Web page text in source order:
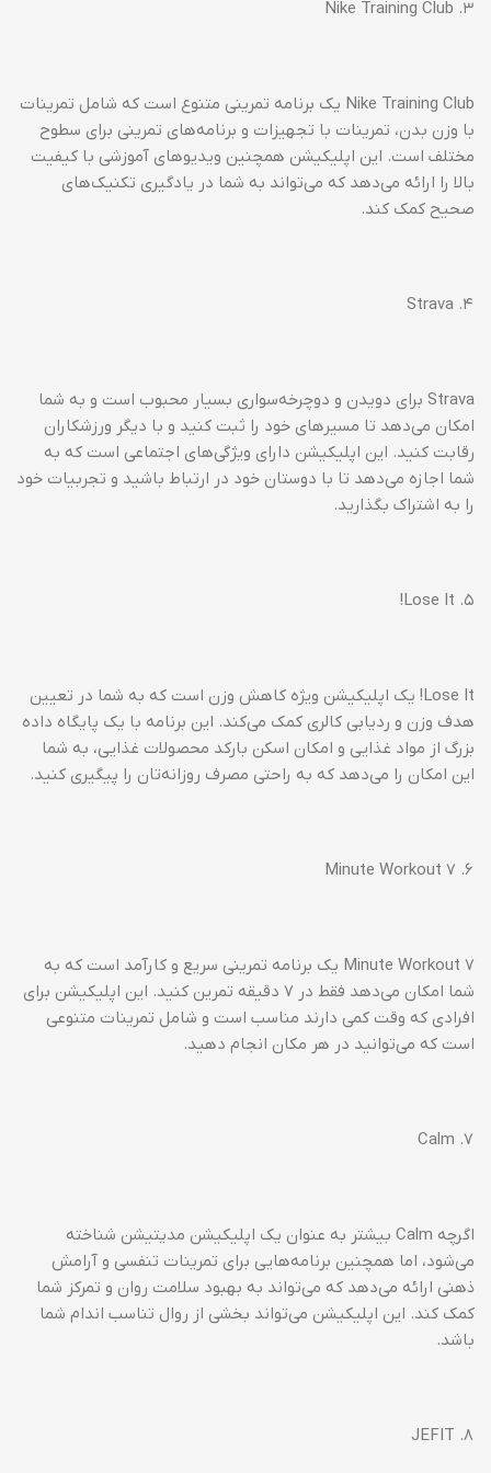
Nike Training Club یک برنامه تمرینی متنوع است که شامل تمرینات
با وزن بدن، تمرینات با تجهیزات و برنامه‌های تمرینی برای سطوح
مختلف است. این اپلیکیشن همچنین ویدیوهای آموزشی با کیفیت
بالا را ارائه می‌دهد که می‌تواند به شما در یادگیری تکنیک‌های
صحیح کمک کند.
Strava برای دویدن و دوچرخه‌سواری بسیار محبوب است و به شما
امکان می‌دهد تا مسیرهای خود را ثبت کنید و با دیگر ورزشکاران
رقابت کنید. این اپلیکیشن دارای ویژگی‌های اجتماعی است که به
شما اجازه می‌دهد تا با دوستان خود در ارتباط باشید و تجربیات خود
را به اشتراک بگذارید.
Lose It! یک اپلیکیشن ویژه کاهش وزن است که به شما در تعیین
هدف وزن و ردیابی کالری کمک می‌کند. این برنامه با یک پایگاه داده
بزرگ از مواد غذایی و امکان اسکن بارکد محصولات غذایی، به شما
این امکان را می‌دهد که به راحتی مصرف روزانه‌تان را پیگیری کنید.
7 Minute Workout یک برنامه تمرینی سریع و کارآمد است که به
شما امکان می‌دهد فقط در ۷ دقیقه تمرین کنید. این اپلیکیشن برای
افرادی که وقت کمی دارند مناسب است و شامل تمرینات متنوعی
است که می‌توانید در هر مکان انجام دهید.
اگرچه Calm بیشتر به عنوان یک اپلیکیشن مدیتیشن شناخته
می‌شود، اما همچنین برنامه‌هایی برای تمرینات تنفسی و آرامش
ذهنی ارائه می‌دهد که می‌تواند به بهبود سلامت روان و تمرکز شما
کمک کند. این اپلیکیشن می‌تواند بخشی از روال تناسب اندام شما
باشد.